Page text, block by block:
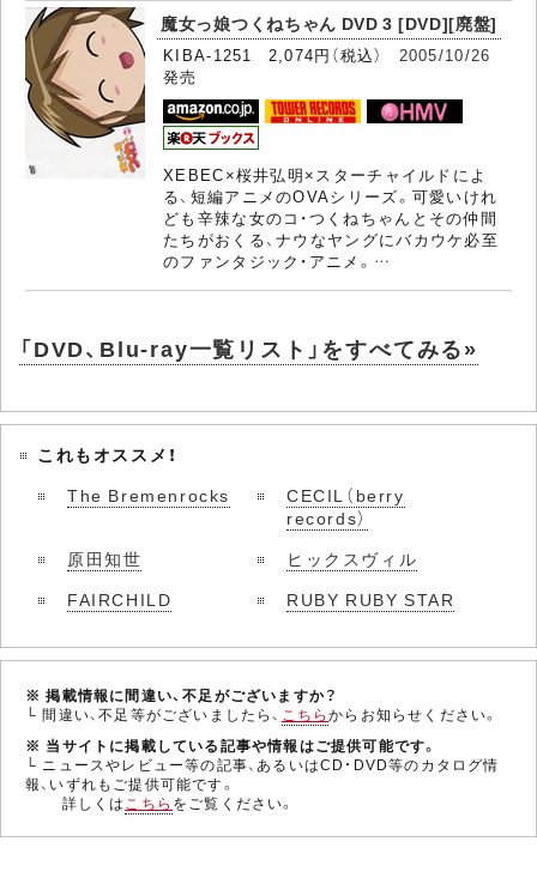
魔女っ娘つくねちゃん DVD 3 [DVD][廃盤]
KIBA-1251 2,074円（税込） 2005/10/26
発売
XEBEC×桜井弘明×スターチャイルドによ
る、短編アニメのOVAシリーズ。可愛いけれ
ども辛辣な女のコ・つくねちゃんとその仲間
たちがおくる、ナウなヤングにバカウケ必至
のファンタジック・アニメ。…
「DVD、Blu-ray一覧リスト」をすべてみる»
これもオススメ！
The Bremenrocks
CECIL（berry
records）
原田知世
ヒックスヴィル
FAIRCHILD
RUBY RUBY STAR
※ 掲載情報に間違い、不足がございますか？
└ 間違い、不足等がございましたら、 こちらからお知らせください。
※ 当サイトに掲載している記事や情報はご提供可能です。
└ ニュースやレビュー等の記事、あるいはCD・DVD等のカタログ情
報、いずれもご提供可能です。
詳しくはこちら をご覧ください。